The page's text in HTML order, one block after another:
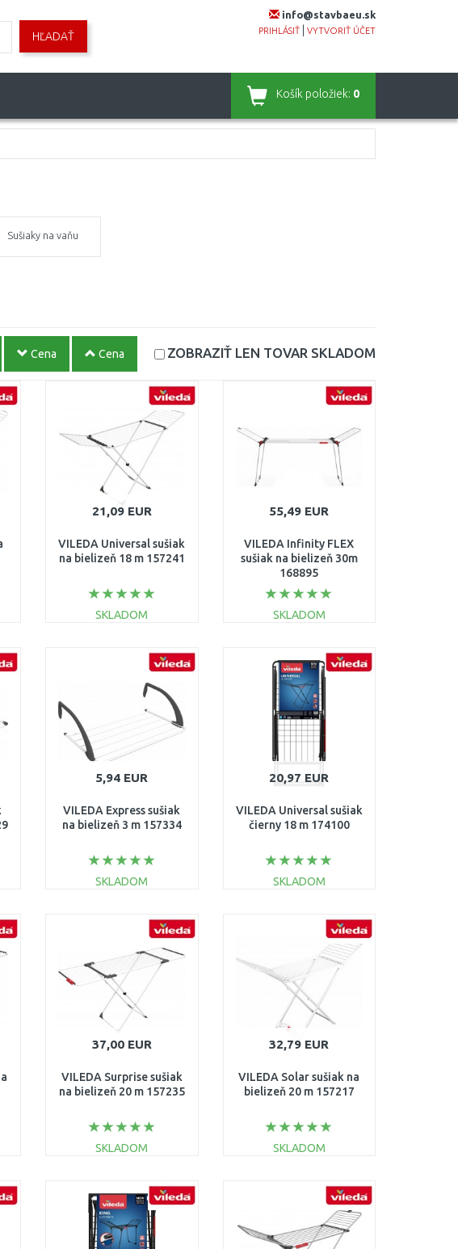
info@stavbaeu.sk
PRIHLÁSIŤ VYTVORIŤ ÚČET
HĽADAŤ
Košík položiek: 0
Sušiaky na vaňu
Cena Cena ZOBRAZIŤ LEN TOVAR SKLADOM
21,09 EUR
VILEDA Universal sušiak
na bielizeň 18 m 157241
SKLADOM
55,49 EUR
VILEDA Infinity FLEX
sušiak na bielizeň 30m
168895
SKLADOM
Porovnať
5,94 EUR
VILEDA Express sušiak
na bielizeň 3 m 157334
SKLADOM
20,97 EUR
VILEDA Universal sušiak
čierny 18 m 174100
SKLADOM
37,00 EUR
VILEDA Surprise sušiak
na bielizeň 20 m 157235
SKLADOM
Porovnať
32,79 EUR
VILEDA Solar sušiak na
bielizeň 20 m 157217
SKLADOM